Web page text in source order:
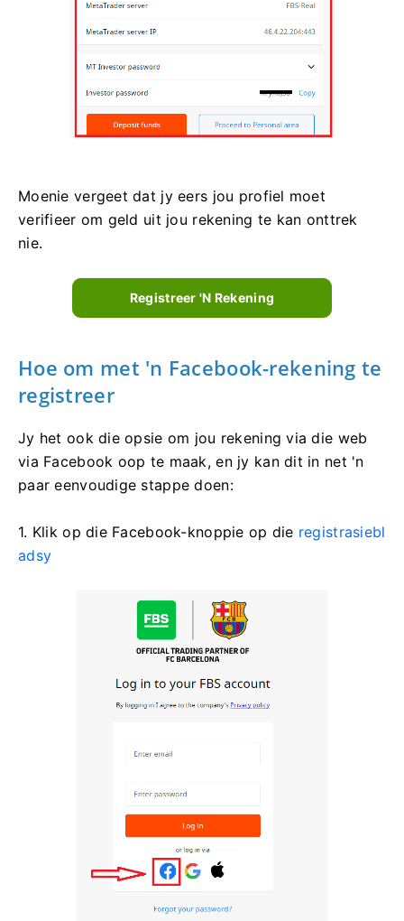
Moenie vergeet dat jy eers jou profiel moet
verifieer om geld uit jou rekening te kan onttrek
nie.
Registreer 'n Rekening
Hoe om met 'n Facebook-rekening te
registreer
Jy het ook die opsie om jou rekening via die web
via Facebook oop te maak, en jy kan dit in net 'n
paar eenvoudige stappe doen:
1. Klik op die Facebook-knoppie op die registrasiebl
adsy